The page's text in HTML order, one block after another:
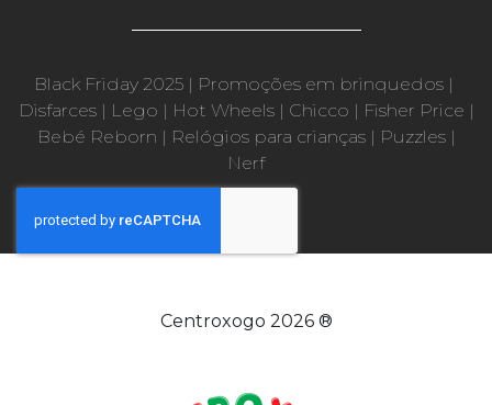
Black Friday 2025 | Promoções em brinquedos |
Disfarces| Lego | Hot Wheels| Chicco | Fisher Price |
Bebé Reborn | Relógios para crianças| Puzzles|
Nerf
Centroxogo 2026 ®